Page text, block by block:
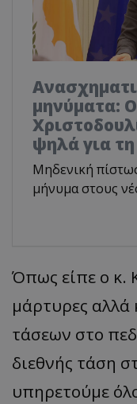
μηνύματα:
ψηλά για
Μηδενική
μήνυμα στους
Όπως είπε ο κ.
μάρτυρες αλλά
τάσεων στο
διεθνής τάση
υπηρετούμε